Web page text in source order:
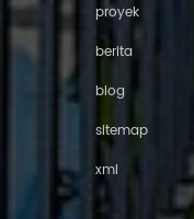
proyek
berita
blog
sitemap
xml